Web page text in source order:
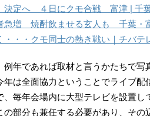
決定へ ４日にクモ合戦 富津 | 千
急増 焼酎飲ませる玄人も 千葉・
・・・クモ同士の熱き戦い｜チバテ
例年であれば取材と言うかたちで写
年は全面協力ということでライブ
、毎年会場内に大型テレビを設置
の部分も兼任する必要があり、そ